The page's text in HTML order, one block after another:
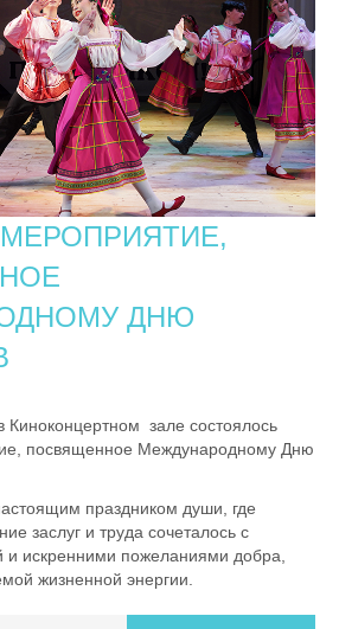
ДНЮ
Киноконцертном зале состоялось
посвященное Международному Дню
праздником души, где
заслуг и труда сочеталось с
и искренними пожеланиями добра,
жизненной энергии.